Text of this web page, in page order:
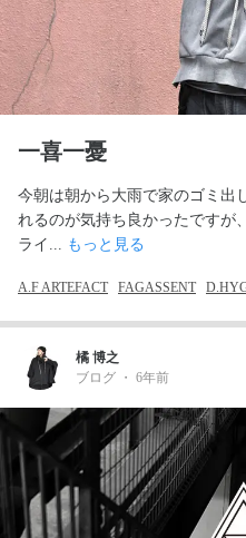
一喜一憂
今朝は朝から大雨で家のゴミ出
れるのが気持ち良かったですが
ライ... もっと見る
A.F ARTEFACT FAGASSENT
橘 博之
ブログ ・ 6年前